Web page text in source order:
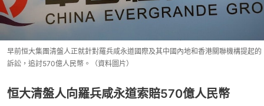
早前恒大集團清盤人正就針對羅兵咸永道國際及其中國內地和香港關聯機構提起的
訴訟，追討570億人民幣。（資料圖片）
恒大清盤人向羅兵咸永道索賠570億人民幣